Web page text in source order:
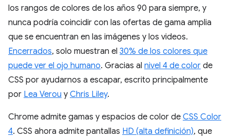
los rangos de colores de los años 90 para siempre, y
nunca podría coincidir con las ofertas de gama amplia
que se encuentran en las imágenes y los videos.
Encerrados, solo muestran el 30% de los colores que
puede ver el ojo humano. Gracias al nivel 4 de color de
CSS por ayudarnos a escapar, escrito principalmente
por Lea Verou y Chris Liley.
Chrome admite gamas y espacios de color de CSS Color
4. CSS ahora admite pantallas HD (alta definición), que